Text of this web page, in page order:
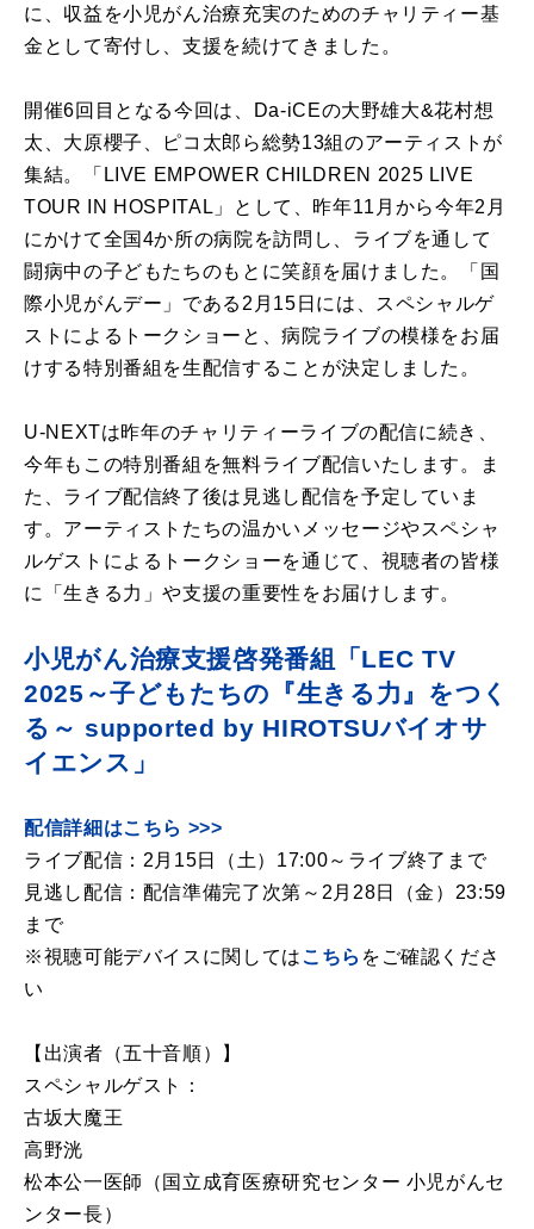
に、収益を小児がん治療充実のためのチャリティー基
金として寄付し、支援を続けてきました。
開催6回目となる今回は、 Da-iCEの大野雄大&花村想
太、大原櫻子、ピコ太郎ら総勢13組のアーティストが
集結。「 LIVE EMPOWER CHILDREN 2025 LIVE
TOUR IN HOSPITAL 」として、昨年11 月から今年2 月
にかけて全国4か所の病院を訪問し、ライブを通して
闘病中の子どもたちのもとに笑顔を届けました。「国
際小児がんデー」である 2 月 15 日には、スペシャルゲ
ストによるトークショーと、病院ライブの模様をお届
けする特別番組を生配信することが決定しました。
U-NEXTは昨年のチャリティーライブの配信に続き、
今年もこの特別番組を無料ライブ配信いたします。ま
た、ライブ配信終了後は見逃し配信を予定していま
す。アーティストたちの温かいメッセージやスペシャ
ルゲストによるトークショーを通じて、視聴者の皆様
に「生きる力」や支援の重要性をお届けします。
小児がん治療支援啓発番組「LEC TV
2025～子どもたちの『生きる力』をつく
る～ supported by HIROTSUバイオサ
イエンス」
配信詳細はこちら >>>
ライブ配信：2月15日（土）17:00～ライブ終了まで
見逃し配信：配信準備完了次第～2月28日（金）23:59
まで
※視聴可能デバイスに関してはこちら をご確認くださ
い
【出演者（五十音順）】
スペシャルゲスト：
古坂大魔王
高野洸
松本公一医師（国立成育医療研究センター 小児がんセ
ンター長）